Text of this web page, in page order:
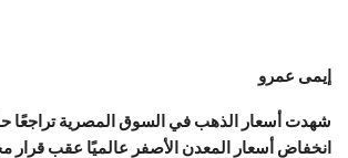
إيمى عمرو
انخفاض أسعار المعدن الأصفر عالميًا عقب قرار